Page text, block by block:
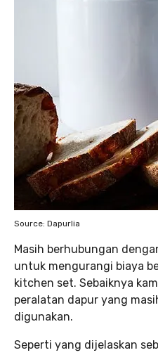
Source: Dapurlia
Masih berhubungan
untuk mengurangi biaya
kitchen set. Sebaiknya
peralatan dapur yang
digunakan.
Seperti yang dijelaskan